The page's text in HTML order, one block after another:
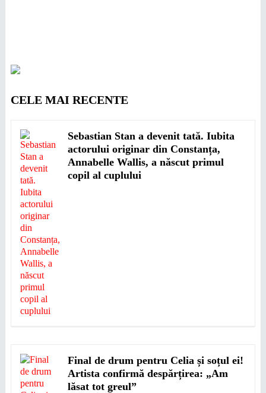
CELE MAI RECENTE
Sebastian Stan a devenit tată. Iubita
actorului originar din Constanța,
Annabelle Wallis, a născut primul
copil al cuplului
Final de drum pentru Celia și soțul ei!
Artista confirmă despărțirea: „Am
lăsat tot greul”